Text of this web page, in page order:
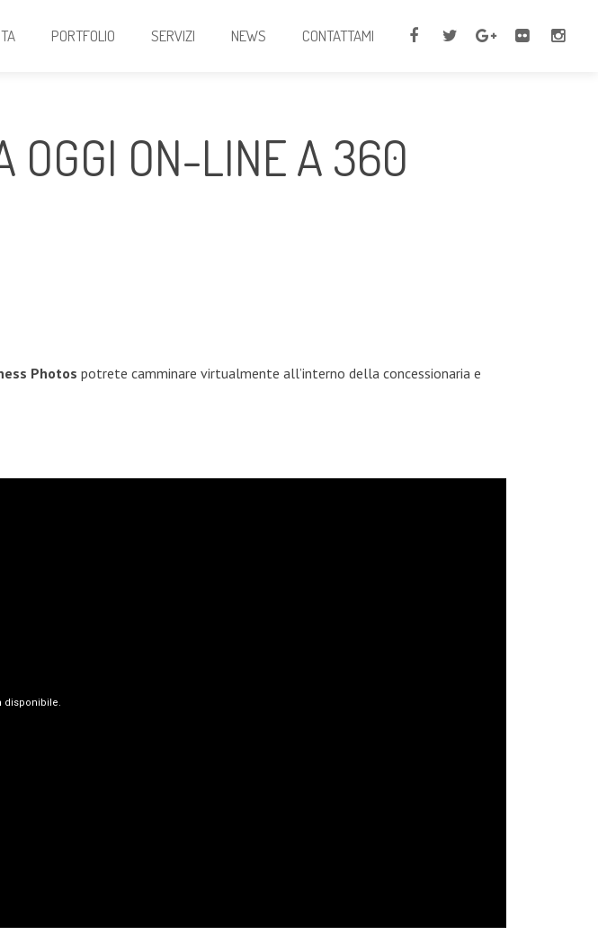
PORTFOLIO SERVIZI NEWS CONTATTAMI
OGGI ON-LINE A 360
Photos potrete camminare virtualmente all’interno della concessionaria e